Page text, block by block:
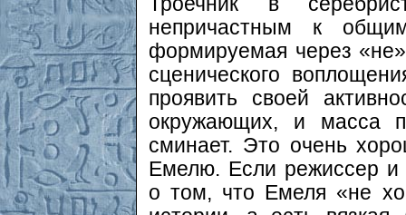
непричастным к
формируемая через
сценического
проявить своей
окружающих, и масса
сминает. Это очень
Емелю. Если режиссер и
о том, что Емеля «не